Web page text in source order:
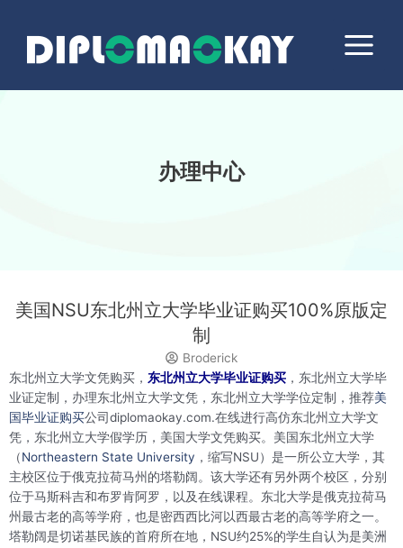
Menu
办理中心
美国NSU东北州立大学毕业证购买100%原版定
制
Broderick
东北州立大学文凭购买， 东北州立大学毕业证购买 ，东北州立大学毕
业证定制，办理东北州立大学文凭，东北州立大学学位定制，推荐美
国毕业证购买公司diplomaokay.com.在线进行高仿东北州立大学文
凭，东北州立大学假学历，美国大学文凭购买。美国东北州立大学
（Northeastern State University ，缩写NSU）是一所公立大学，其
主校区位于俄克拉荷马州的塔勒阔。该大学还有另外两个校区，分别
位于马斯科吉和布罗肯阿罗，以及在线课程。东北大学是俄克拉荷马
州最古老的高等学府，也是密西西比河以西最古老的高等学府之一。
塔勒阔是切诺基民族的首府所在地，NSU约25%的学生自认为是美洲